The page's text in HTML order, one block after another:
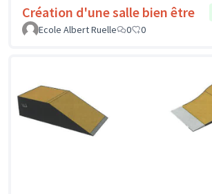
Création d'une salle bien être
Ecole Albert Ruelle
0 0